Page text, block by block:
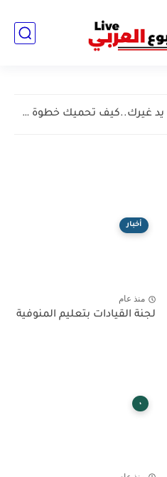
سلاح في يد غيرك..كيف تحميك خطوة واحدة من كابوس "الشرائح...
أخبار
منذ عام
لجنة القيادات بتعليم المنوفية
،